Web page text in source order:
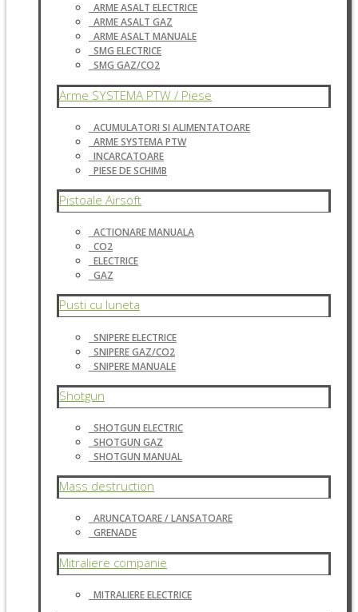
ARME ASALT ELECTRICE
ARME ASALT GAZ
ARME ASALT MANUALE
SMG ELECTRICE
SMG GAZ/CO2
Arme SYSTEMA PTW / Piese
ACUMULATORI SI ALIMENTATOARE
ARME SYSTEMA PTW
INCARCATOARE
PIESE DE SCHIMB
Pistoale Airsoft
ACTIONARE MANUALA
CO2
ELECTRICE
GAZ
Pusti cu luneta
SNIPERE ELECTRICE
SNIPERE GAZ/CO2
SNIPERE MANUALE
Shotgun
SHOTGUN ELECTRIC
SHOTGUN GAZ
SHOTGUN MANUAL
Mass destruction
ARUNCATOARE / LANSATOARE
GRENADE
Mitraliere companie
MITRALIERE ELECTRICE